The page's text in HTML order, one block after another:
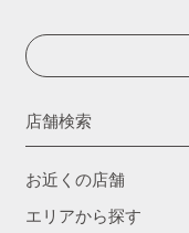
店舗検索
お近くの店舗
エリアから探す